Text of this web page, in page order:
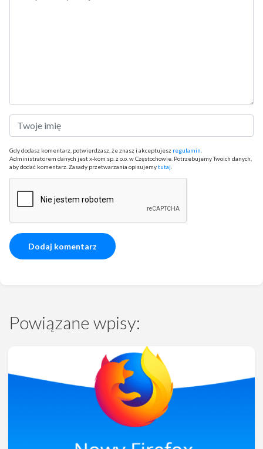
Gdy dodasz komentarz, potwierdzasz, że znasz i akceptujesz regulamin
Administratorem danych jest x-kom sp. z o.o. w Częstochowie. Potrzebujemy Twoich danych,
aby dodać komentarz. Zasady przetwarzania opisujemytutaj
Powiązane wpisy: